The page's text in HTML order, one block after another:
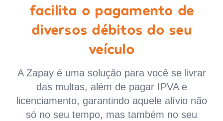
facilita o pagamento de
diversos débitos do seu
veículo
A Zapay é uma solução para você se livrar
das multas, além de pagar IPVA e
licenciamento, garantindo aquele alívio não
só no seu tempo, mas também no seu